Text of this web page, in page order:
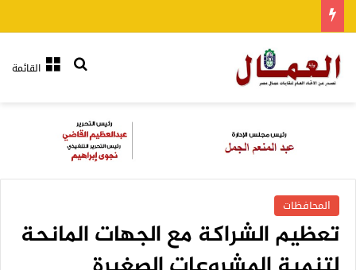
القائمةبحث عن
المحافظات
تعظيم الشراكة مع الجهات المانحة